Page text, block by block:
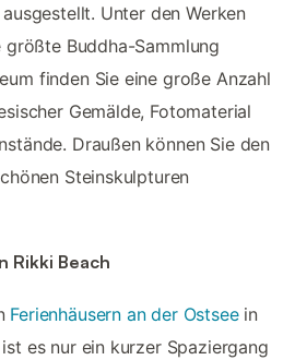
Unter den Werken
Buddha-Sammlung
finden Sie eine große Anzahl
Gemälde, Fotomaterial
Draußen können Sie den
Steinskulpturen
Rikki Beach
Ferienhäusern an der Ostseein
es nur ein kurzer Spaziergang